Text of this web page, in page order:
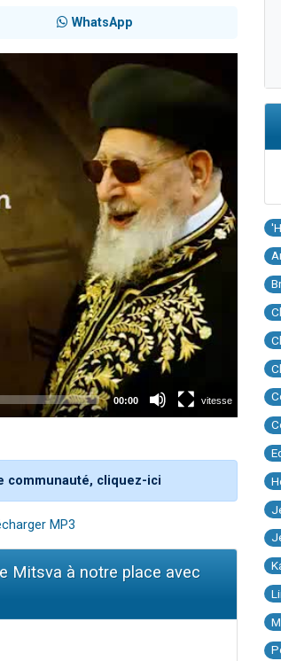
WhatsApp
communauté, cliquez-ici
MP3
Mitsva à notre place avec